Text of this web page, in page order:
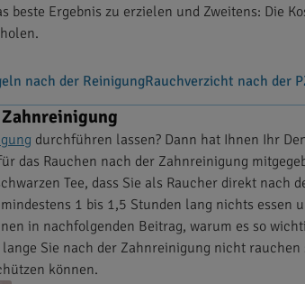
Ergebnis zu erzielen und Zweitens: Die
nach der ReinigungRauchverzicht nach der
durchführen lassen? Dann hat Ihnen Ihr
das Rauchen nach der Zahnreinigung
Tee, dass Sie als Raucher direkt nach
1 bis 1,5 Stunden lang nichts essen
in nachfolgenden Beitrag, warum es so
Sie nach der Zahnreinigung nicht
können.